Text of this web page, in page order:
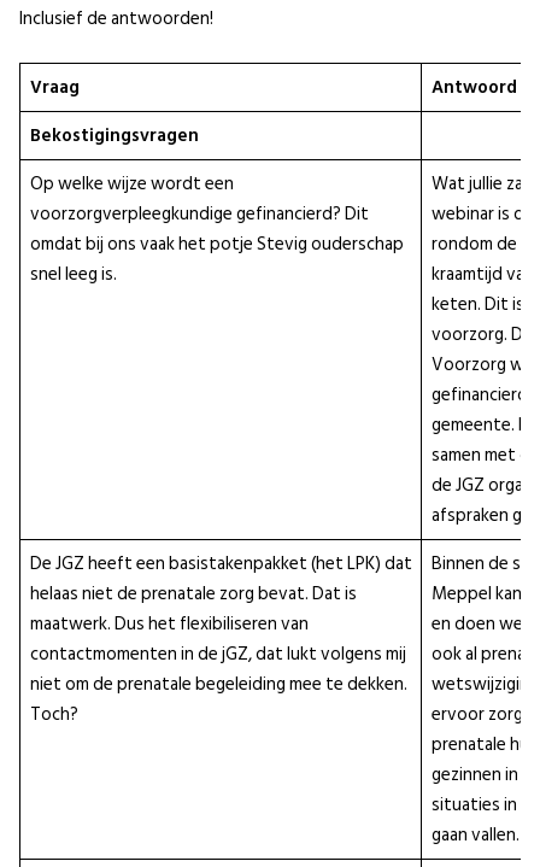
Inclusief de antwoorden!
Vraag
Antwoord
Bekostigingsvragen
Op welke wijze wordt een
voorzorgverpleegkundige gefinancierd? Dit
omdat bij ons vaak het potje Stevig ouderschap
snel leeg is.
Wat jullie
webinar is de
rondom de
kraamtijd
keten. Dit is
voorzorg.
Voorzorg
gefinancierd
gemeente.
samen met
de JGZ
afspraken
De JGZ heeft een basistakenpakket (het LPK) dat
helaas niet de prenatale zorg bevat. Dat is
maatwerk. Dus het flexibiliseren van
contactmomenten in de jGZ, dat lukt volgens mij
niet om de prenatale begeleiding mee te dekken.
Toch?
Binnen de
Meppel kan
en doen we
ook al
wetswijziging
ervoor zorgt
prenatale
gezinnen in
situaties in
gaan vallen.